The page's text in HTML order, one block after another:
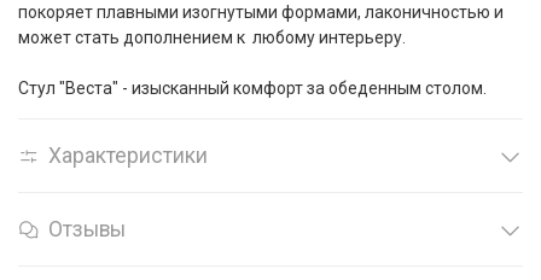
покоряет плавными изогнутыми формами, лаконичностью и
может стать дополнением к любому интерьеру.
Стул "Веста" - изысканный комфорт за обеденным столом.
Характеристики
Отзывы